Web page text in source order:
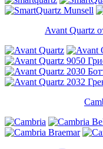
Avant Quartz